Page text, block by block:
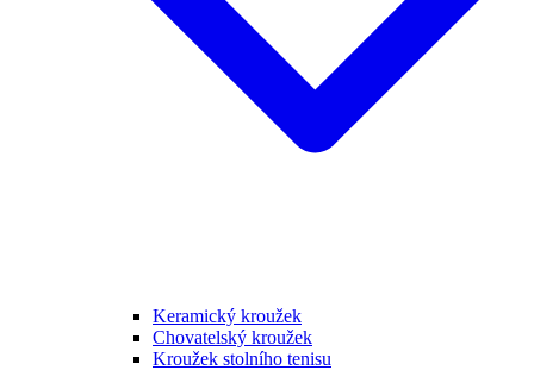
Keramický kroužek
Chovatelský kroužek
Kroužek stolního tenisu